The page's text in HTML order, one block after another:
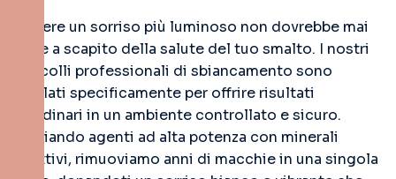
Ottenere un sorriso più luminoso non dovrebbe mai
andare a scapito della salute del tuo smalto. I nostri
protocolli professionali di sbiancamento sono
formulati specificamente per offrire risultati
straordinari in un ambiente controllato e sicuro.
Bilanciando agenti ad alta potenza con minerali
protettivi, rimuoviamo anni di macchie in una singola